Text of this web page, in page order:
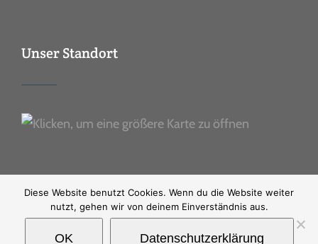
Unser Standort
Diese Website benutzt Cookies. Wenn du die Website weiter
nutzt, gehen wir von deinem Einverständnis aus.
OK Datenschutzerklärung